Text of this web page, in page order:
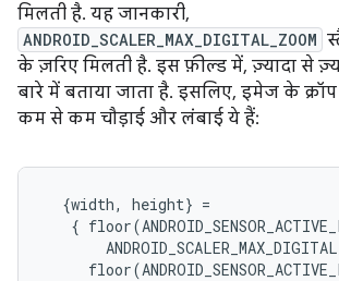
मिलती है. यह जानकारी,
ANDROID_SCALER_MAX_DIGITAL_ZOOM
के ज़रिए मिलती है. इस फ़ील्ड में, ज़्यादा से
बारे में बताया जाता है. इसलिए, इमेज के
कम से कम चौड़ाई और लंबाई ये हैं:
  {width, height} =
{